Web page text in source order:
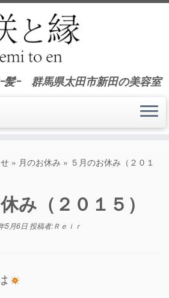
ｰ 群馬県太田市新田の美容室
» 月のお休み » ５月のお休み（２０１
み（２０１５）
5月6日 投稿者:Ｒｅｉｒ